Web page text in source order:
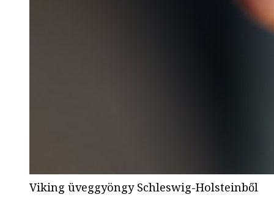
Viking üveggyöngy Schleswig-Holsteinből